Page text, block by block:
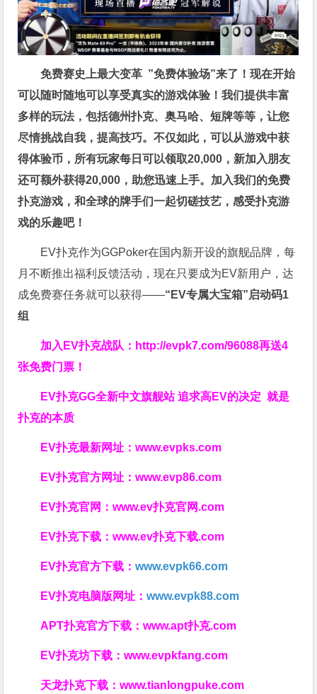
免费赛史上最大变革 ”免费体验场”来了！现在开始
可以随时随地可以享受真实的游戏体验！我们提供丰富
多样的玩法，包括德州扑克、奥马哈、短牌等等，让您
尽情挑战自我，提高技巧。不仅如此，可以从游戏中获
得体验币，所有玩家每日可以领取20,000，新加入朋友
还可额外获得20,000，助您迅速上手。 加入我们的免费
扑克游戏，和全球的牌手们一起切磋技艺，感受扑克游
戏的乐趣吧！
EV扑克作为GGPoker在国内新开设的旗舰品牌，每
月不断推出福利反馈活动，现在只要成为EV新用户，达
成免费赛任务就可以获得——“EV专属大宝箱”启动码1
组
加入EV扑克战队： http://evpk7.com/96088再送4
张免费门票！
EV扑克GG全新中文旗舰站追求高EV的决定就是
扑克的本质
EV扑克最新网址：www.evpks.com
EV扑克官方网址：www.evp86.com
EV扑克官网：www.ev扑克官网.com
EV扑克下载：www.ev扑克下载.com
EV扑克官方下载：www.evpk66.com
EV扑克电脑版网址：www.evpk88.com
APT扑克官方下载：www.apt扑克.com
EV扑克坊下载：www.evpkfang.com
天龙扑克下载：www.tianlongpuke.com